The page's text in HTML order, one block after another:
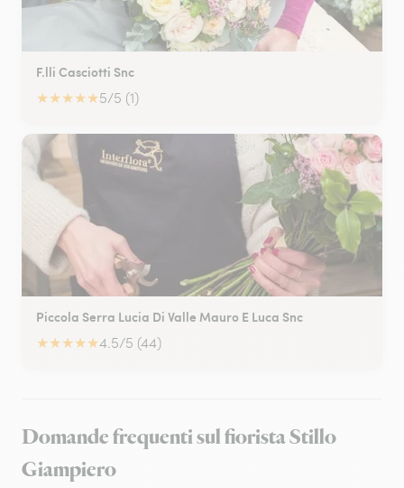
F.lli Casciotti Snc
★★★★★5/5 (1)
Piccola Serra Lucia Di Valle Mauro E Luca Snc
★★★★★4.5/5 (44)
Domande frequenti sul fiorista Stillo
Giampiero